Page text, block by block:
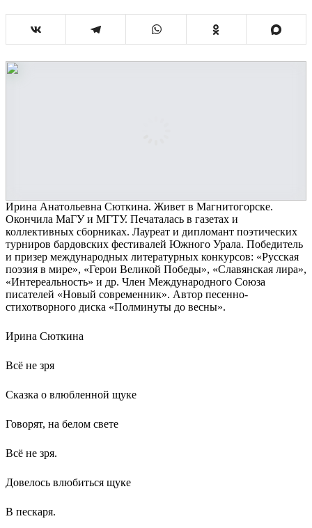
Ирина Анатольевна Cюткина. Живет в Магнитогорске.
Окончила МаГУ и МГТУ. Печаталась в газетах и
коллективных сборниках. Лауреат и дипломант поэтических
турниров бардовских фестивалей Южного Урала. Победитель
и призер международных литературных конкурсов: «Русская
поэзия в мире», «Герои Великой Победы», «Славянская лира»,
«Интереальность» и др. Член Международного Союза
писателей «Новый современник». Автор песенно-
стихотворного диска «Полминуты до весны».
Ирина Сюткина
Всё не зря
Сказка о влюбленной щуке
Говорят, на белом свете
Всё не зря.
Довелось влюбиться щуке
В пескаря.